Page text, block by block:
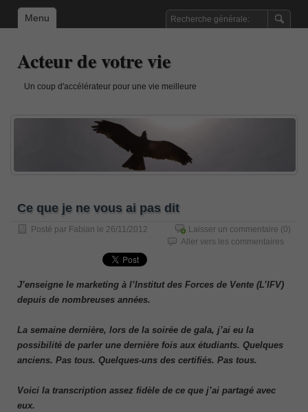
Menu
Acteur de votre vie
Un coup d'accélérateur pour une vie meilleure
Ce que je ne vous ai pas dit
Posté par Fabian le 26/11/2012 Laisser un commentaire (0)
Aller vers les commentaires
J’enseigne le marketing à l’Institut des Forces de Vente (L’IFV)
depuis de nombreuses années.
La semaine dernière, lors de la soirée de gala, j’ai eu la
possibilité de parler une dernière fois aux étudiants. Quelques
anciens. Pas tous. Quelques-uns des certifiés. Pas tous.
Voici la transcription assez fidèle de ce que j’ai partagé avec
eux.